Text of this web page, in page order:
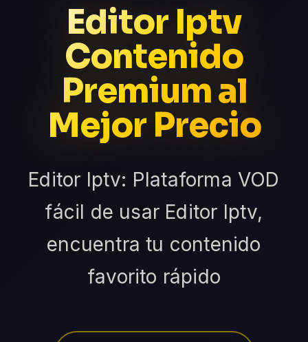
Editor Iptv
Contenido
Premium al
Mejor Precio
Editor Iptv: Plataforma VOD
fácil de usar Editor Iptv,
encuentra tu contenido
favorito rápido